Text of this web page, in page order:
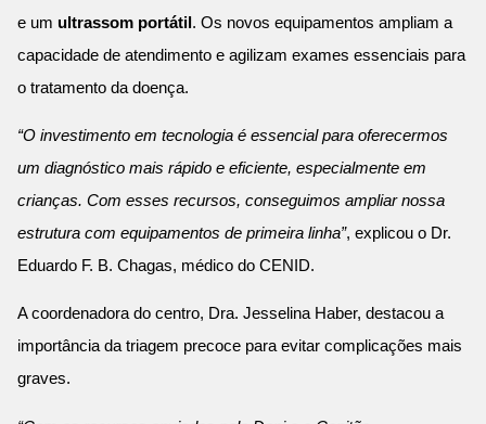
e um ultrassom portátil . Os novos equipamentos ampliam a
capacidade de atendimento e agilizam exames essenciais para
o tratamento da doença.
“O investimento em tecnologia é essencial para oferecermos
um diagnóstico mais rápido e eficiente, especialmente em
crianças. Com esses recursos, conseguimos ampliar nossa
estrutura com equipamentos de primeira linha”, explicou o Dr.
Eduardo F. B. Chagas, médico do CENID.
A coordenadora do centro, Dra. Jesselina Haber, destacou a
importância da triagem precoce para evitar complicações mais
graves.